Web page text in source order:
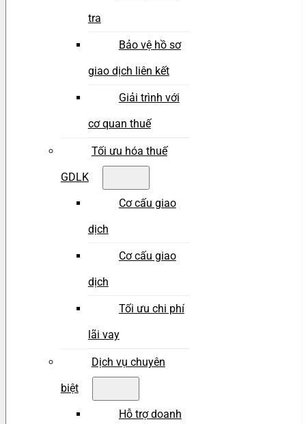
tra
Bảo vệ hồ sơ
giao dịch liên kết
Giải trình với
cơ quan thuế
Tối ưu hóa thuế
GDLK
Cơ cấu giao
dịch
Cơ cấu giao
dịch
Tối ưu chi phí
lãi vay
Dịch vụ chuyên
biệt
Hỗ trợ doanh